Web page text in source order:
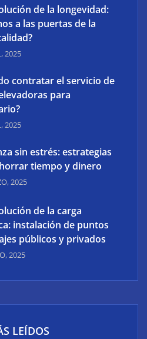
para pies? Todo sobre
de la longevidad:
a las puertas de la
2025
contratar el servicio de
para
2025
sin estrés: estrategias
tiempo y dinero
2025
de la carga
instalación de puntos
públicos y privados
2025
LEÍDOS